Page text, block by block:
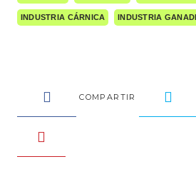
INDUSTRIA CÁRNICA INDUSTRIA
COMPARTIR